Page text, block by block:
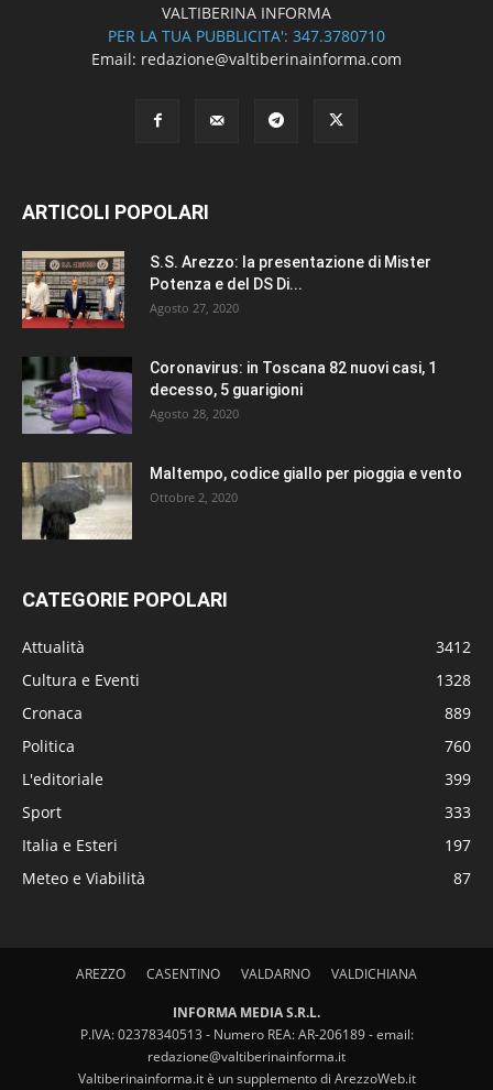
VALTIBERINA INFORMA
PER LA TUA PUBBLICITA': 347.3780710
Email: redazione@valtiberinainforma.com
ARTICOLI POPOLARI
S.S. Arezzo: la presentazione di Mister
Potenza e del DS Di...
Agosto 27, 2020
Coronavirus: in Toscana 82 nuovi casi, 1
decesso, 5 guarigioni
Agosto 28, 2020
Maltempo, codice giallo per pioggia e vento
Ottobre 2, 2020
CATEGORIE POPOLARI
Attualità
3412
Cultura e Eventi
1328
Cronaca
889
Politica
760
L'editoriale
399
Sport
333
Italia e Esteri
197
Meteo e Viabilità
87
AREZZO CASENTINO VALDARNO VALDICHIANA
INFORMA MEDIA S.R.L.
P.IVA: 02378340513 - Numero REA: AR-206189 - email:
redazione@valtiberinainforma.it
Valtiberinainforma.it è un supplemento di ArezzoWeb.it